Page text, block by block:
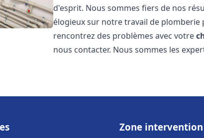
d'esprit. Nous sommes fiers de nos
élogieux sur notre travail de plomberie
rencontrez des problèmes avec votre
nous contacter. Nous sommes les
Zone intervention